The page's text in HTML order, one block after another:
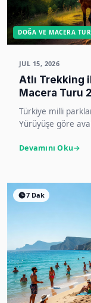
DOĞA VE MACERA
JUL 15, 2026
Atlı Trekking
Macera Turu
Türkiye milli
Yürüyüşe göre
Devamını Oku
7 Dak